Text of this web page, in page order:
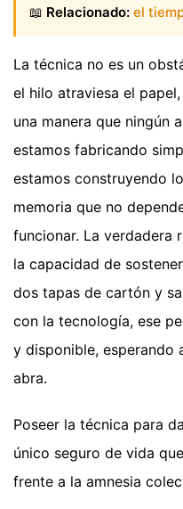
📖 Relacionado: el
La técnica no es un
el hilo atraviesa el
una manera que ningún
estamos fabricando
estamos construyendo
memoria que no
funcionar. La verdadera
la capacidad de
dos tapas de cartón y
con la tecnología, ese
y disponible, esperando
abra.
Poseer la técnica para
único seguro de vida
frente a la amnesia